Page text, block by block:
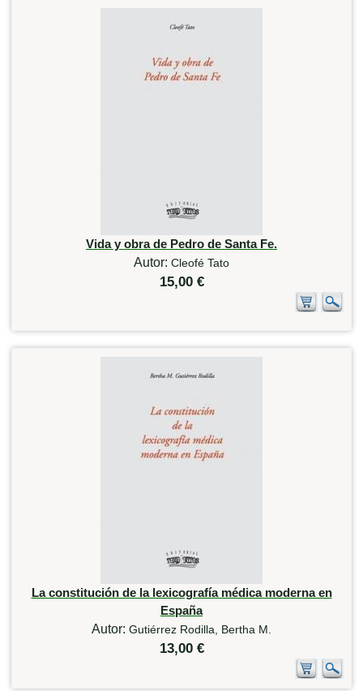
Vida y obra de Pedro de Santa Fe.
Autor: Cleofé Tato
15,00 €
La constitución de la lexicografía médica moderna en
España
Autor: Gutiérrez Rodilla, Bertha M.
13,00 €